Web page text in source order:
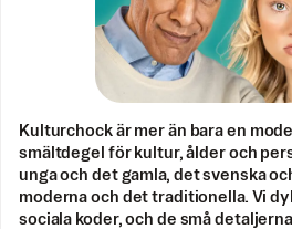
Kulturchock är mer än bara en
smältdegel för kultur, ålder och
unga och det gamla, det svenska
moderna och det traditionella. Vi
sociala koder, och de små